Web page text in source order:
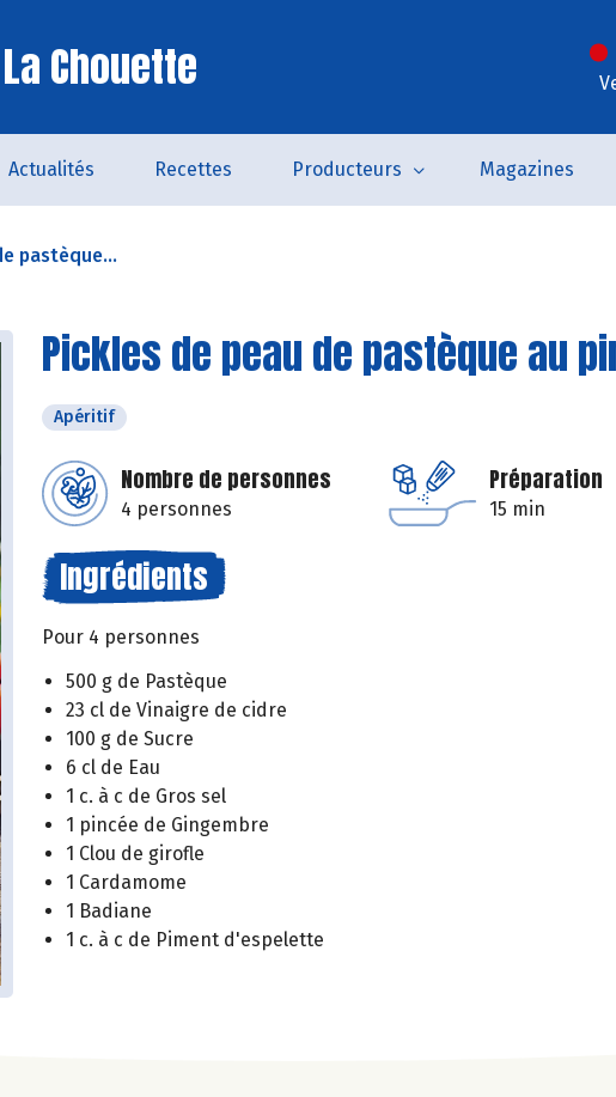
Chouette
Actualités Recettes Producteurs Magazines
pastèque...
Pickles de peau de pastèque au
Apéritif
Nombre de personnes
4 personnes
Préparation
15 min
Ingrédients
Pour 4 personnes
500 g de Pastèque
23 cl de Vinaigre de cidre
100 g de Sucre
6 cl de Eau
1 c. à c de Gros sel
1 pincée de Gingembre
1 Clou de girofle
1 Cardamome
1 Badiane
1 c. à c de Piment d'espelette